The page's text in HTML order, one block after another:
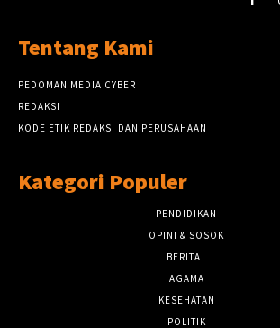
Tentang Kami
PEDOMAN MEDIA CYBER
REDAKSI
KODE ETIK REDAKSI DAN PERUSAHAAN
Kategori Populer
PENDIDIKAN
OPINI & SOSOK
BERITA
AGAMA
KESEHATAN
POLITIK